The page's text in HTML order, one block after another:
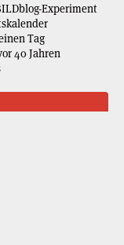
Experiment
Tag
40 Jahren